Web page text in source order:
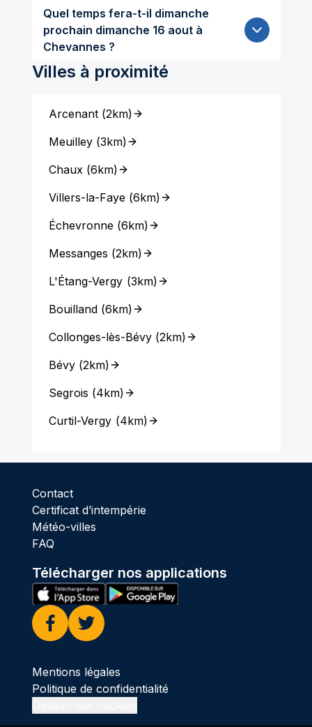
Quel temps fera-t-il dimanche
prochain dimanche 16 aout à
Chevannes ?
Villes à proximité
Arcenant(2km)
Meuilley(3km)
Chaux(6km)
Villers-la-Faye(6km)
Échevronne(6km)
Messanges (2km)
L'Étang-Vergy (3km)
Bouilland(6km)
Collonges-lès-Bévy(2km)
Bévy(2km)
Segrois (4km)
Curtil-Vergy (4km)
Contact
Certificat d’intempérie
Météo-villes
FAQ
Télécharger nos applications
Facebook
Twitter
Mentions légales
Politique de confidentialité